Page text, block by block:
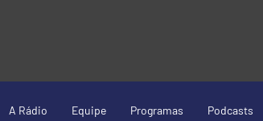
A Rádio Equipe Programas Podcasts